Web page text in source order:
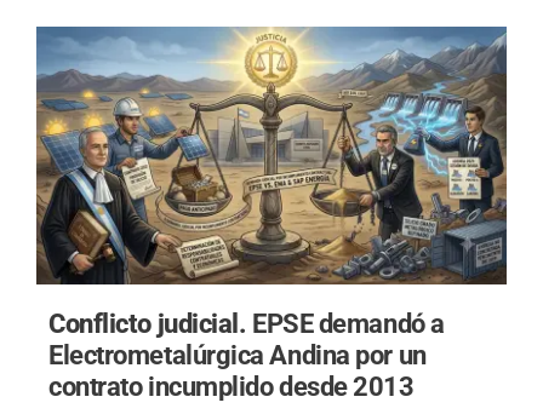
Conflicto judicial. EPSE demandó a
Electrometalúrgica Andina por un
contrato incumplido desde 2013